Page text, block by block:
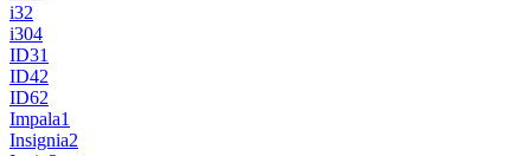
i32
i304
ID31
ID42
ID62
Impala1
Insignia2